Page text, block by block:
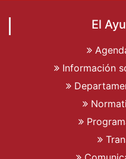
El
Información